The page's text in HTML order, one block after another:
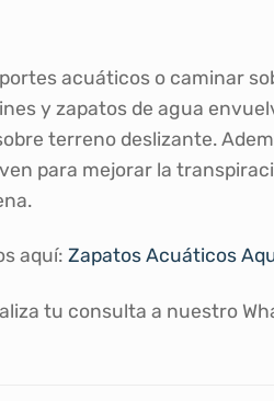
acuáticos o caminar
y zapatos de agua
terreno deslizante.
para mejorar la
aquí: Zapatos Acuáticos
tu consulta a nuestro